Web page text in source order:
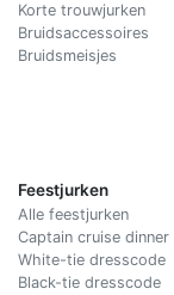
Korte trouwjurken
Bruidsaccessoires
Bruidsmeisjes
Feestjurken
Alle feestjurken
Captain cruise dinner
White-tie dresscode
Black-tie dresscode